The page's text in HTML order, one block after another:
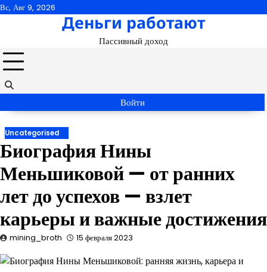
Перейти
Вс, Авг 9, 2026
Деньги работают
Пассивный доход
Войти
Uncategorised
Биография Нины
Меньшиковой — от ранних
лет до успехов — взлет
карьеры и важные достижения
mining_broth 15 февраля 2023